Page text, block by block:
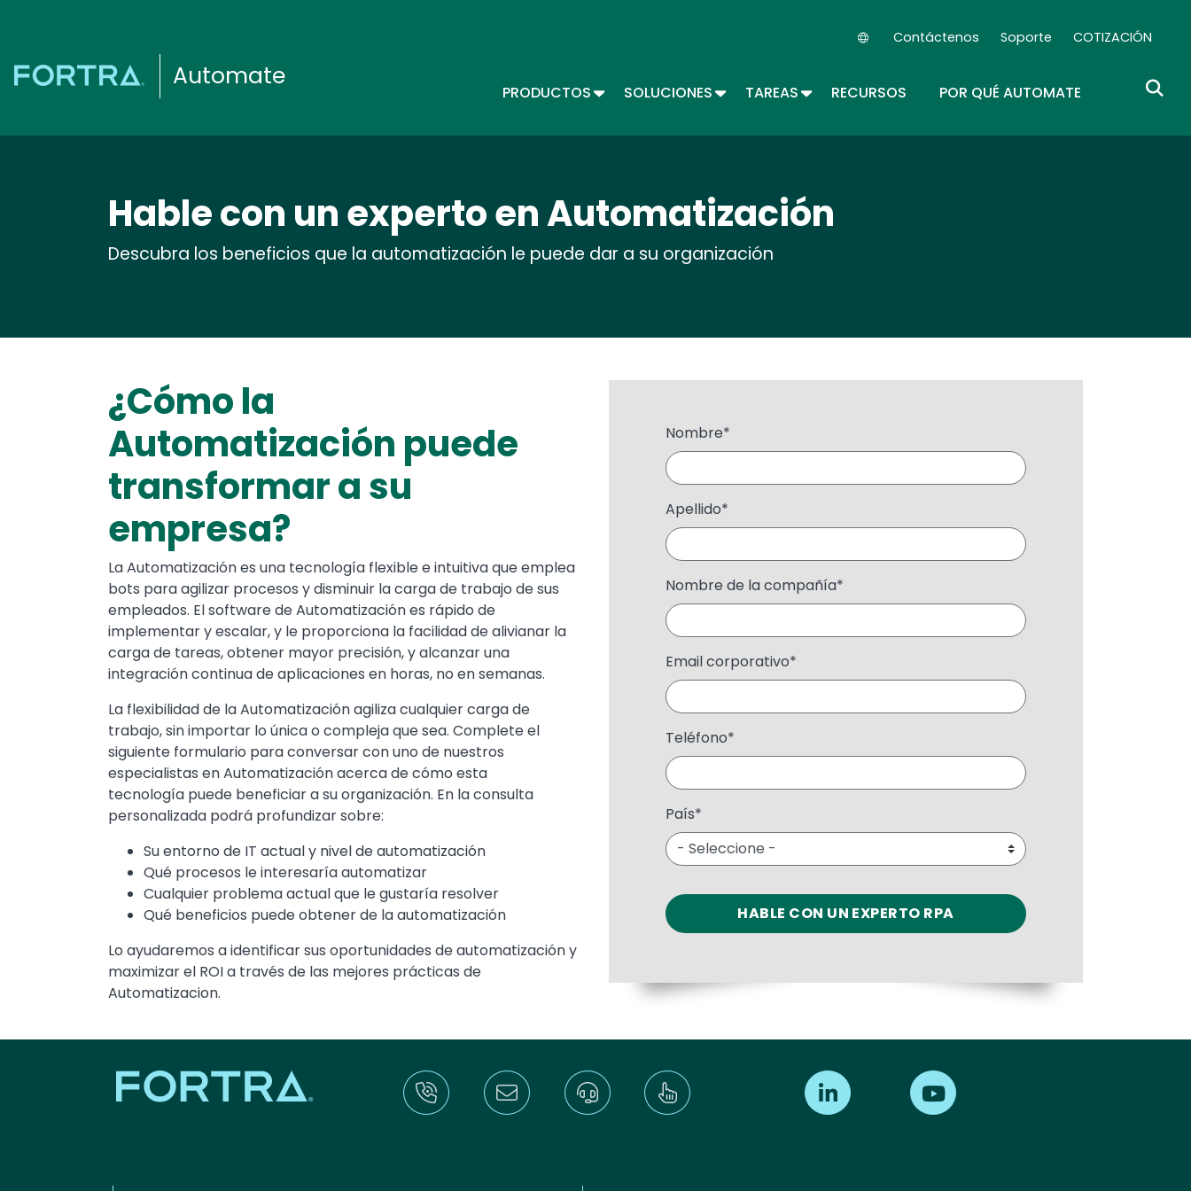
Automate
Secondary Navigation (ES)
Contáctenos Soporte COTIZACIÓN
PRODUCTOSTOGGLE DROPDOWN
SOLUCIONESTOGGLE DROPDOWN
TAREASTOGGLE DROPDOWN
RECURSOS POR QUÉ AUTOMATE
Hable con un experto en Automatización
Descubra los beneficios que la automatización le puede dar a su organización
Nombre*
Apellido*
Nombre de la compañía*
Email corporativo*
Teléfono*
País*
¿Cómo la
Automatización puede
transformar a su
empresa?
La Automatización es una tecnología flexible e intuitiva que emplea
bots para agilizar procesos y disminuir la carga de trabajo de sus
empleados. El software de Automatización es rápido de
implementar y escalar, y le proporciona la facilidad de alivianar la
carga de tareas, obtener mayor precisión, y alcanzar una
integración continua de aplicaciones en horas, no en semanas.
La flexibilidad de la Automatización agiliza cualquier carga de
trabajo, sin importar lo única o compleja que sea. Complete el
siguiente formulario para conversar con uno de nuestros
especialistas en Automatización acerca de cómo esta
tecnología puede beneficiar a su organización. En la consulta
personalizada podrá profundizar sobre:
Su entorno de IT actual y nivel de automatización
Qué procesos le interesaría automatizar
Cualquier problema actual que le gustaría resolver
Qué beneficios puede obtener de la automatización
Lo ayudaremos a identificar sus oportunidades de automatización y
maximizar el ROI a través de las mejores prácticas de
Automatizacion.
Find us on LinkedIn